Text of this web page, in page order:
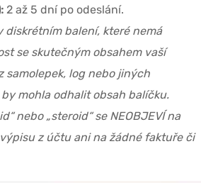
2 až 5 dní po odeslání.
diskrétním balení, které nemá
se skutečným obsahem vaší
samolepek, log nebo jiných
mohla odhalit obsah balíčku.
nebo „steroid“ se NEOBJEVÍ na
z účtu ani na žádné faktuře či